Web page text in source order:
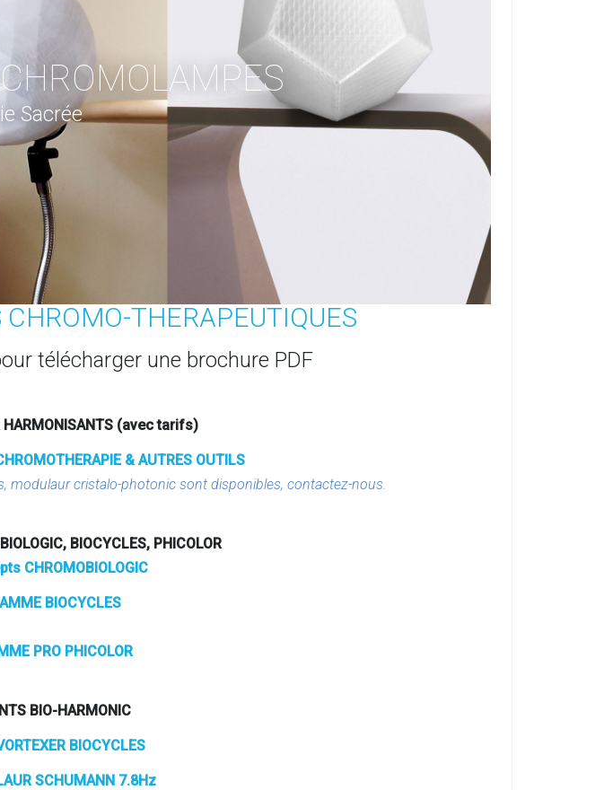
Sacrée
THERAPEUTIQUES
télécharger une brochure PDF
HARMONISANTS (avec tarifs)
& AUTRES OUTILS
modulaur cristalo-photonic sont disponibles, contactez-nous.
BIOCYCLES, PHICOLOR
CHROMOBIOLOGIC
BIOCYCLES
PRO PHICOLOR
BIO-HARMONIC
BIOCYCLES
SCHUMANN 7.8Hz